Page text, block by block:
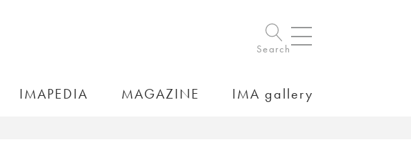
Search
IMAPEDIA MAGAZINE IMA gallery